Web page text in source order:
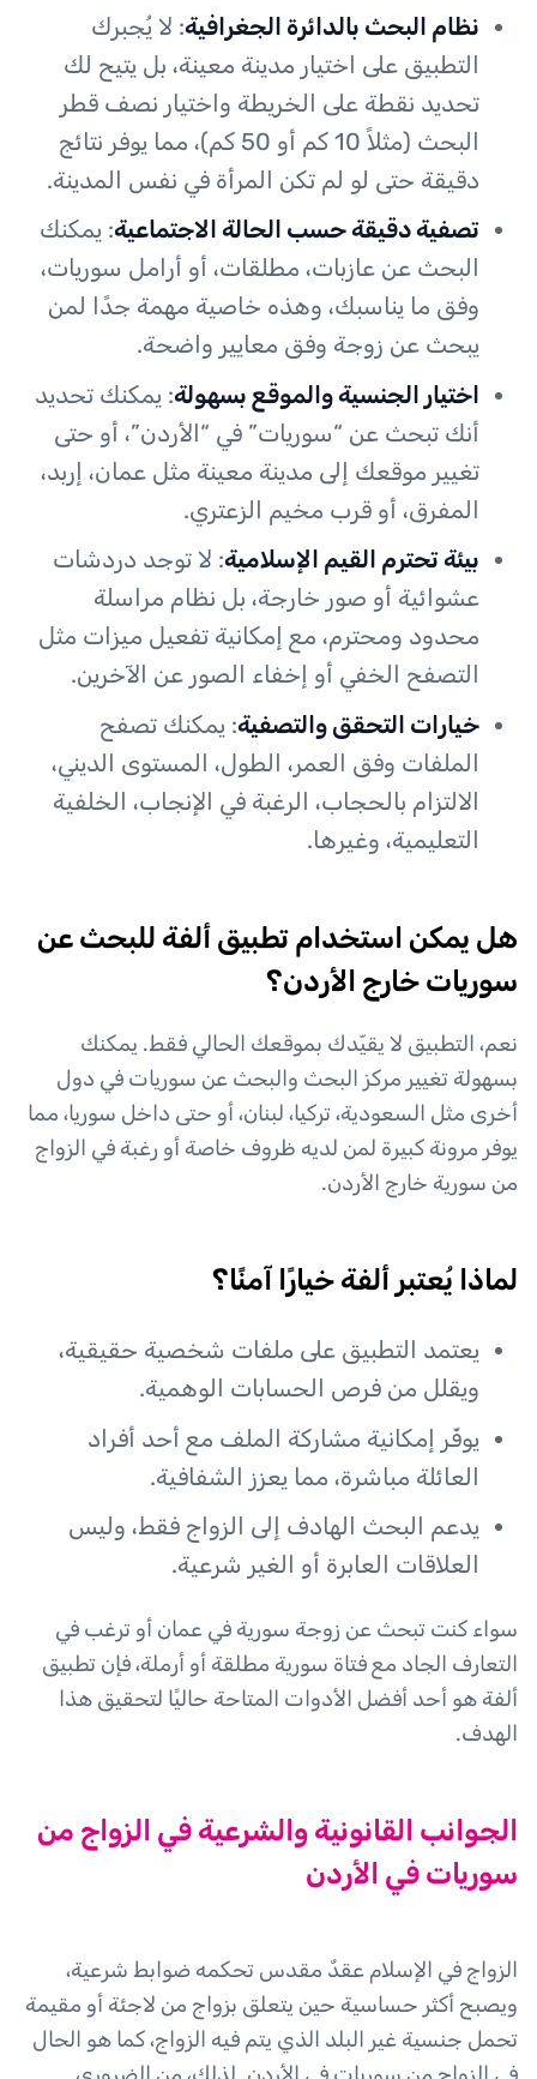
نظام البحث بالدائرة الجغرافية: لا يُجبرك
التطبيق على اختيار مدينة معينة، بل يتيح لك
تحديد نقطة على الخريطة واختيار نصف قطر
البحث (مثلاً 10 كم أو 50 كم)، مما يوفر نتائج
دقيقة حتى لو لم تكن المرأة في نفس المدينة.
تصفية دقيقة حسب الحالة الاجتماعية: يمكنك
البحث عن عازبات، مطلقات، أو أرامل سوريات،
وفق ما يناسبك، وهذه خاصية مهمة جدًا لمن
يبحث عن زوجة وفق معايير واضحة.
اختيار الجنسية والموقع بسهولة: يمكنك تحديد
أنك تبحث عن “سوريات” في “الأردن”، أو حتى
تغيير موقعك إلى مدينة معينة مثل عمان، إربد،
المفرق، أو قرب مخيم الزعتري.
بيئة تحترم القيم الإسلامية: لا توجد دردشات
عشوائية أو صور خارجة، بل نظام مراسلة
محدود ومحترم، مع إمكانية تفعيل ميزات مثل
التصفح الخفي أو إخفاء الصور عن الآخرين.
خيارات التحقق والتصفية: يمكنك تصفح
الملفات وفق العمر، الطول، المستوى الديني،
الالتزام بالحجاب، الرغبة في الإنجاب، الخلفية
التعليمية، وغيرها.
هل يمكن استخدام تطبيق ألفة للبحث عن
سوريات خارج الأردن؟
نعم، التطبيق لا يقيّدك بموقعك الحالي فقط. يمكنك
بسهولة تغيير مركز البحث والبحث عن سوريات في دول
أخرى مثل السعودية، تركيا، لبنان، أو حتى داخل سوريا، مما
يوفر مرونة كبيرة لمن لديه ظروف خاصة أو رغبة في الزواج
من سورية خارج الأردن.
لماذا يُعتبر ألفة خيارًا آمنًا؟
يعتمد التطبيق على ملفات شخصية حقيقية،
ويقلل من فرص الحسابات الوهمية.
يوفّر إمكانية مشاركة الملف مع أحد أفراد
العائلة مباشرة، مما يعزز الشفافية.
يدعم البحث الهادف إلى الزواج فقط، وليس
العلاقات العابرة أو الغير شرعية.
سواء كنت تبحث عن زوجة سورية في عمان أو ترغب في
التعارف الجاد مع فتاة سورية مطلقة أو أرملة، فإن تطبيق
ألفة هو أحد أفضل الأدوات المتاحة حاليًا لتحقيق هذا
الهدف.
الجوانب القانونية والشرعية في الزواج من
سوريات في الأردن
الزواج في الإسلام عقدٌ مقدس تحكمه ضوابط شرعية،
ويصبح أكثر حساسية حين يتعلق بزواج من لاجئة أو مقيمة
تحمل جنسية غير البلد الذي يتم فيه الزواج، كما هو الحال